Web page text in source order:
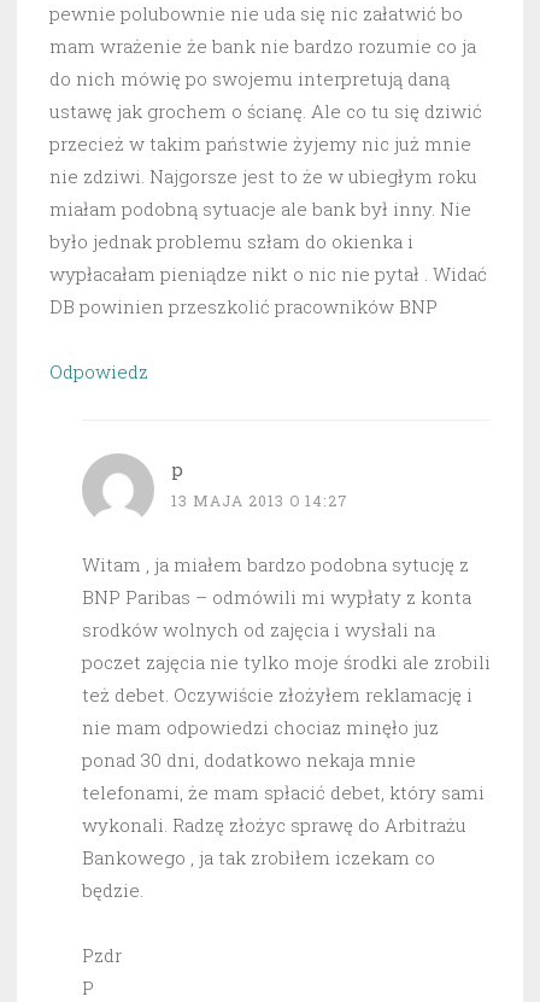
pewnie polubownie nie uda się nic załatwić bo
mam wrażenie że bank nie bardzo rozumie co ja
do nich mówię po swojemu interpretują daną
ustawę jak grochem o ścianę. Ale co tu się dziwić
przecież w takim państwie żyjemy nic już mnie
nie zdziwi. Najgorsze jest to że w ubiegłym roku
miałam podobną sytuacje ale bank był inny. Nie
było jednak problemu szłam do okienka i
wypłacałam pieniądze nikt o nic nie pytał . Widać
DB powinien przeszkolić pracowników BNP
Odpowiedz
p
13 MAJA 2013 O 14:27
Witam , ja miałem bardzo podobna sytucję z
BNP Paribas – odmówili mi wypłaty z konta
srodków wolnych od zajęcia i wysłali na
poczet zajęcia nie tylko moje środki ale zrobili
też debet. Oczywiście złożyłem reklamację i
nie mam odpowiedzi chociaz minęło juz
ponad 30 dni, dodatkowo nekaja mnie
telefonami, że mam spłacić debet, który sami
wykonali. Radzę złożyc sprawę do Arbitrażu
Bankowego , ja tak zrobiłem iczekam co
będzie.
Pzdr
P